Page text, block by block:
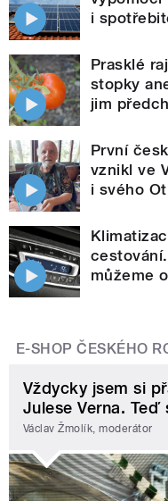
i
Prasklé
stopky
jim
První
vznikl ve
i svého
můžeme
E-SHOP ČESKÉHO
Vždycky jsem si
Julese Verna.
Václav Žmolík, moderátor